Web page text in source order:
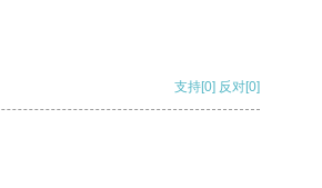
支持[0] 反对[0]